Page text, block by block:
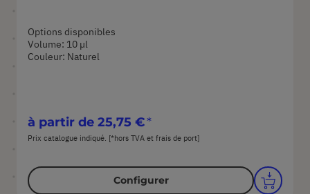
Options disponibles
Volume: 10 µl
Couleur: Naturel
à partir de 25,75 €
Prix catalogue indiqué. [*hors TVA et frais de port]
Configurer